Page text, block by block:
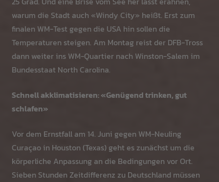
warum die Stadt auch «Windy City» heißt. Erst zum
finalen WM-Test gegen die USA hin sollen die
Temperaturen steigen. Am Montag reist der DFB-Tross
dann weiter ins WM-Quartier nach Winston-Salem im
Bundesstaat North Carolina.
Schnell akklimatisieren: «Genügend trinken, gut
schlafen»
Vor dem Ernstfall am 14. Juni gegen WM-Neuling
Curaçao in Houston (Texas) geht es zunächst um die
körperliche Anpassung an die Bedingungen vor Ort.
Sieben Stunden Zeitdifferenz zu Deutschland müssen